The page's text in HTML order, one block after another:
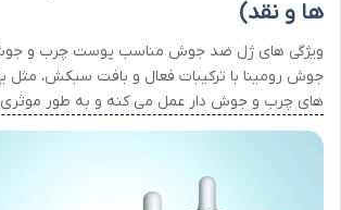
ها و نقد)
ویژگی های ژل ضد جوش مناسب پوست چرب و جوش
جوش رومینا با ترکیبات فعال و بافت سبکش، مثل
های چرب و جوش دار عمل می کنه و به طور